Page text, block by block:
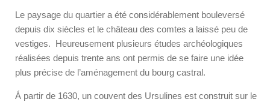
Le paysage du quartier a été considérablement bouleversé
depuis dix siècles et le château des comtes a laissé peu de
vestiges. Heureusement plusieurs études archéologiques
réalisées depuis trente ans ont permis de se faire une idée
plus précise de l’aménagement du bourg castral.
Á partir de 1630, un couvent des Ursulines est construit sur le